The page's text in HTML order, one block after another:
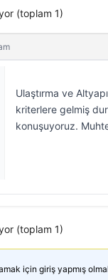
(toplam 1)
Ulaştırma ve
kriterlere gelmiş
konuşuyoruz.
(toplam 1)
için giriş yapmış